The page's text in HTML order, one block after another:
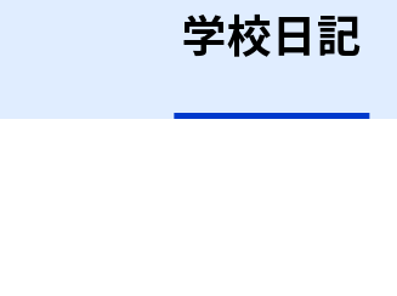
学校日記